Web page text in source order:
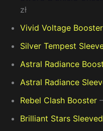
zł
Vivid Voltage Booster
Silver Tempest
Astral Radiance
Astral Radiance
Rebel Clash Booster
Brilliant Stars